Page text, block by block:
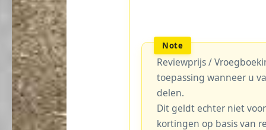
Reviewprijs /
toepassing wanneer u
delen.
Dit geldt echter niet
kortingen op basis van